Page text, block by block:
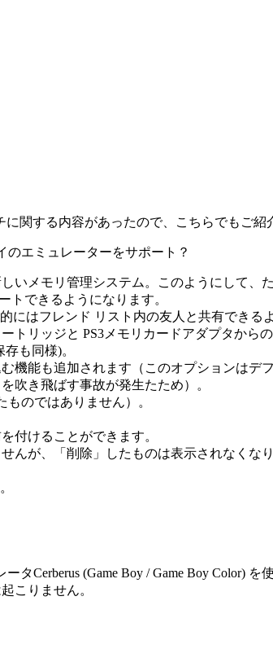
関する内容があったので、こちらでもご紹
メモリ管理システム。このようにして、
トできるようになります。
はフレンド リスト内の友人と共有できる
トリッジと PS3メモリカードアダプタから
も同様)。
機能も追加されます（このオプションはデ
吹き飛ばす事故が発生たため）。
のではありません）。
付けることができます。
んが、「削除」したものは表示されなくな
Cerberus (Game Boy / Game Boy Color)
こりません。